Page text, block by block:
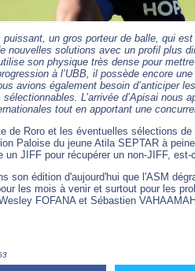
un gros porteur de balle, qui
nouvelles solutions avec un profil plus
son physique très dense pour
à l’UBB, il possède encore
avions également besoin d’anticiper
L’arrivée d’Apisai nous
tout en apportant une
de Roro et les éventuelles sélections
Paloise du jeune Atila SEPTAR à
JIFF pour récupérer un non-JIFF,
son édition d'aujourd'hui que l'ASM
les mois à venir et surtout pour les
FOFANA et Sébastien